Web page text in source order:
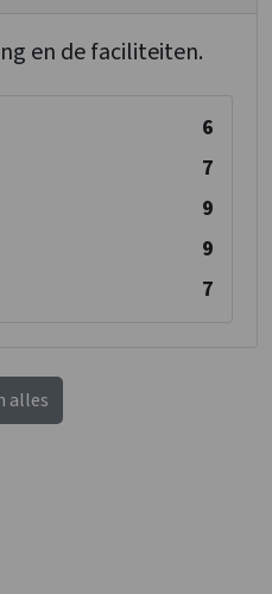
en de faciliteiten.
6
7
9
9
7
alles